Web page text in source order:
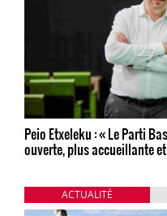
Peio Etxeleku : « Le Parti
ouverte, plus accueillante
ACTUALITÉ